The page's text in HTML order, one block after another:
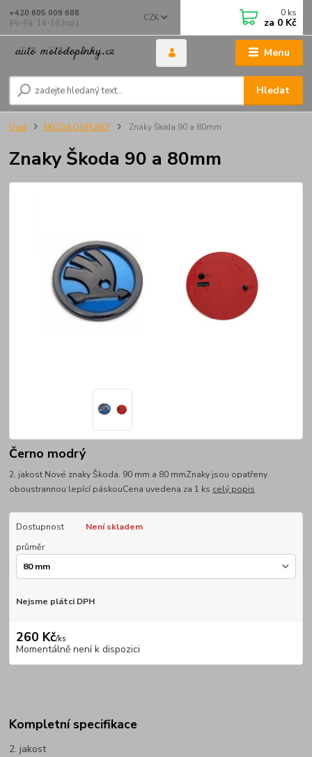
Menu
CZK
Hledat
+420 605 009 688
(Po-Pá, 14-18 hod.)
0 ks
za 0 Kč
Úvod ŠKODA DOPLŃKY Znaky Škoda 90 a 80mm
Znaky Škoda 90 a 80mm
Černo modrý
2. jakost Nové znaky Škoda. 90 mm a 80 mmZnaky jsou opatřeny
oboustrannou lepící páskouCena uvedena za 1 ks celý popis
Dostupnost
Není skladem
průměr
Nejsme plátci DPH
260 Kč/ks
Momentálně není k dispozici
Kompletní specifikace
2. jakost